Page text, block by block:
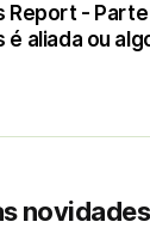
Report - Parte
aliada ou